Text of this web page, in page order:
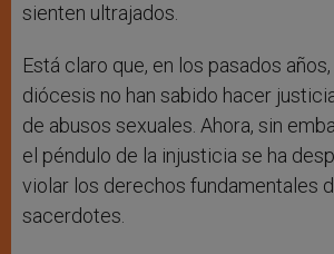
sienten ultrajados.
Está claro que, en los pasados
diócesis no han sabido hacer
de abusos sexuales. Ahora, sin
el péndulo de la injusticia se ha
violar los derechos fundamentales
sacerdotes.